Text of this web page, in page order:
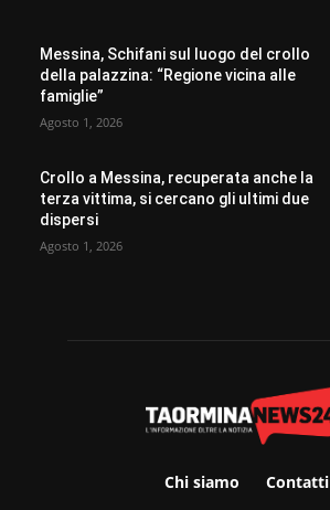
Messina, Schifani sul luogo del crollo
della palazzina: “Regione vicina alle
famiglie”
Agosto 1, 2026
Crollo a Messina, recuperata anche la
terza vittima, si cercano gli ultimi due
dispersi
Agosto 1, 2026
Chi siamo Contatti